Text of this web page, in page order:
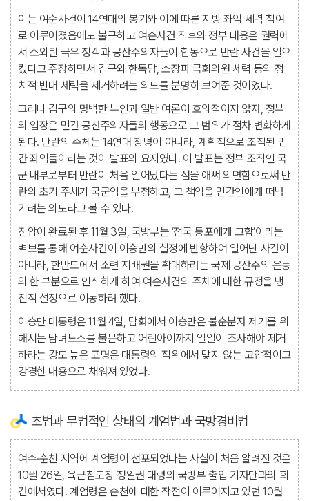
이는 여순사건이 14연대의 봉기와 이에 따른 지방 좌익 세력 참여
로 이루어졌음에도 불구하고 여순사건 직후의 정부 대응은 권력에
서 소외된 극우 정객과 공산주의자들이 합동으로 반란 사건을 일으
켰다고 주장하면서 김구와 한독당, 소장파 국회의원 세력 등의 정
치적 반대 세력을 제거하려는 의도를 분명히 보여준 것이었다.
그러나 김구의 명백한 부인과 일반 여론이 호의적이지 않자, 정부
의 입장은 민간 공산주의자들의 행동으로 그 범위가 점차 변화하게
된다. 반란의 주체는 14연대 장병이 아니라, 계획적으로 조직된 민
간 좌익들이라는 것이 발표의 요지였다. 이 발표는 정부 조직인 국
군 내부로부터 반란이 처음 일어났다는 점을 애써 외면함으로써 반
란의 초기 주체가 국군임을 부정하고, 그 책임을 민간인에게 떠넘
기려는 의도라고 볼 수 있다.
진압이 완료된 후 11월 3일, 국방부는 ‘전국 동포에게 고함’이라는
벽보를 통해 여순사건이 이승만의 실정에 반항하여 일어난 사건이
아니라, 한반도에서 소련 지배권을 확대하려는 국제 공산주의 운동
의 한 부분으로 인식하게 하여 여순사건의 주체에 대한 규정을 냉
전적 설정으로 이동하려 했다.
이승만 대통령은 11월 4일, 담화에서 이승만은 불순분자 제거를 위
해서는 남녀노소를 불문하고 어린아이까지 일일이 조사해야 제거
하라는 강도 높은 표명은 대통령의 직위에서 맞지 않는 고압적이고
강경한 내용으로 채워져 있었다.
초법과 무법적인 상태의 계엄법과 국방경비법
여수·순천 지역에 계엄령이 선포되었다는 사실이 처음 알려진 것은
10월 26일, 육군참모장 정일권 대령의 국방부 출입 기자단과의 회
견에서였다. 계엄령은 순천에 대한 작전이 이루어지고 있던 10월